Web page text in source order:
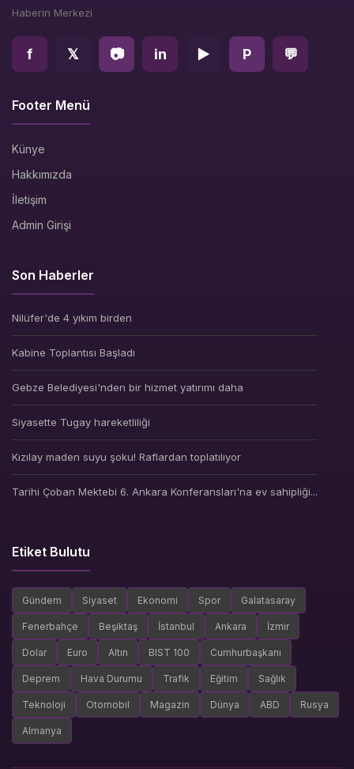
Haberin Merkezi
f 𝕏 📷 in ▶ P 💬
Footer Menü
Künye
Hakkımızda
İletişim
Admin Girişi
Son Haberler
Nilüfer'de 4 yıkım birden
Kabine Toplantısı Başladı
Gebze Belediyesi'nden bir hizmet yatırımı daha
Siyasette Tugay hareketliliği
Kızılay maden suyu şoku! Raflardan toplatılıyor
Tarihi Çoban Mektebi 6. Ankara Konferansları'na ev sahipliği...
Etiket Bulutu
Gündem Siyaset Ekonomi Spor Galatasaray
Fenerbahçe Beşiktaş İstanbul Ankara İzmir
Dolar Euro Altın BIST 100 Cumhurbaşkanı
Deprem Hava Durumu Trafik Eğitim Sağlık
Teknoloji Otomobil Magazin Dünya ABD Rusya
Almanya